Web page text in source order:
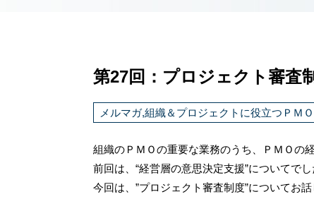
第27回：プロジェクト審
メルマガ,組織＆プロジェクトに役立つＰＭ
組織のＰＭＯの重要な業務のうち、ＰＭＯの
前回は、“経営層の意思決定支援”についてでし
今回は、”プロジェクト審査制度”についてお話